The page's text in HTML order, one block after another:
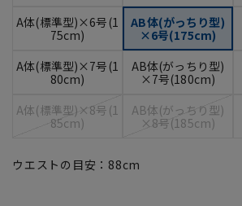
A体(標準型)×6号(1
75cm)
AB体(がっちり型)
×6号(175cm)
A体(標準型)×7号(1
80cm)
AB体(がっちり型)
×7号(180cm)
A体(標準型)×8号(1
85cm)
AB体(がっちり型)
×8号(185cm)
ウエストの目安： 88cm